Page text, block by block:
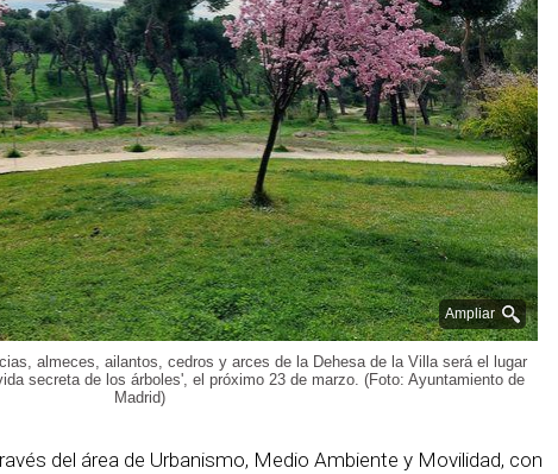
Ampliar
almeces, ailantos, cedros y arces de la Dehesa de la Villa será el lugar
secreta de los árboles', el próximo 23 de marzo. (Foto: Ayuntamiento de
Madrid)
del área de Urbanismo, Medio Ambiente y Movilidad, con